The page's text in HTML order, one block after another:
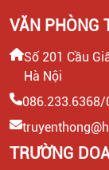
CTV
CHUYÊN VIÊN
30 TRIỆU)
LEADER
VẤN TUYỂN
VĂN PHÒNG
Số 201 Cầu
Hà Nội
086.233.6368/
TRƯỜNG